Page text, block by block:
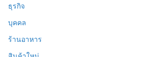
ธุรกิจ
บุคคล
ร้านอาหาร